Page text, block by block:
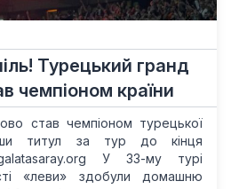
Турецький гранд
чемпіоном країни
став чемпіоном турецької
титул за тур до кінця
У 33-му турі
«леви» здобули домашню